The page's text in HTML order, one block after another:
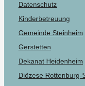
Datenschutz
Kinderbetreuung
Gemeinde Steinheim
Gerstetten
Dekanat Heidenheim
Diözese Rottenburg-